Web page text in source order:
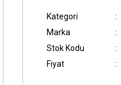
Kategori
Marka
Stok Kodu
Fiyat